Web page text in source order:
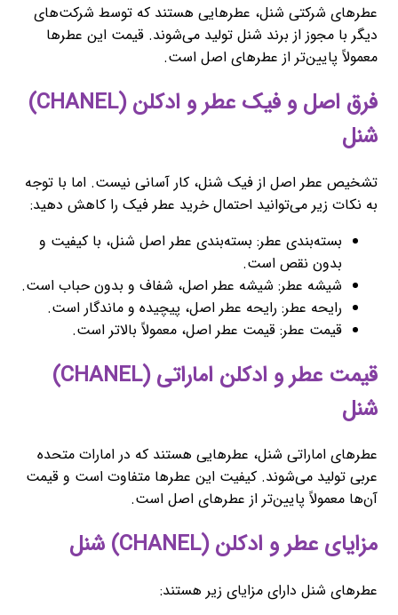
عطرهای شرکتی شنل، عطرهایی هستند که توسط شرکت‌های
دیگر با مجوز از برند شنل تولید می‌شوند. قیمت این عطرها
معمولاً پایین‌تر از عطرهای اصل است.
فرق اصل و فیک عطر و ادکلن (CHANEL)
شنل
تشخیص عطر اصل از فیک شنل، کار آسانی نیست. اما با توجه
به نکات زیر می‌توانید احتمال خرید عطر فیک را کاهش دهید:
بسته‌بندی عطر: بسته‌بندی عطر اصل شنل، با کیفیت و
بدون نقص است.
شیشه عطر: شیشه عطر اصل، شفاف و بدون حباب است.
رایحه عطر: رایحه عطر اصل، پیچیده و ماندگار است.
قیمت عطر: قیمت عطر اصل، معمولاً بالاتر است.
قیمت عطر و ادکلن اماراتی (CHANEL)
شنل
عطرهای اماراتی شنل، عطرهایی هستند که در امارات متحده
عربی تولید می‌شوند. کیفیت این عطرها متفاوت است و قیمت
آن‌ها معمولاً پایین‌تر از عطرهای اصل است.
مزایای عطر و ادکلن (CHANEL) شنل
عطرهای شنل دارای مزایای زیر هستند: